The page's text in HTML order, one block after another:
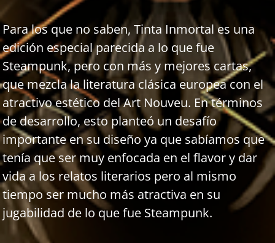
Para los que no saben, Tinta Inmortal es una
edición especial parecida a lo que fue
Steampunk, pero con más y mejores cartas,
que mezcla la literatura clásica europea con el
atractivo estético del Art Nouveu. En términos
de desarrollo, esto planteó un desafío
importante en su diseño ya que sabíamos que
tenía que ser muy enfocada en el flavor y dar
vida a los relatos literarios pero al mismo
tiempo ser mucho más atractiva en su
jugabilidad de lo que fue Steampunk.